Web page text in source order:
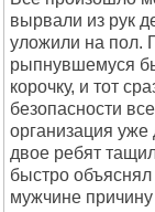
вырвали из рук
уложили на пол.
рыпнувшемуся
корочку, и тот
безопасности
организация
двое ребят
быстро
мужчине